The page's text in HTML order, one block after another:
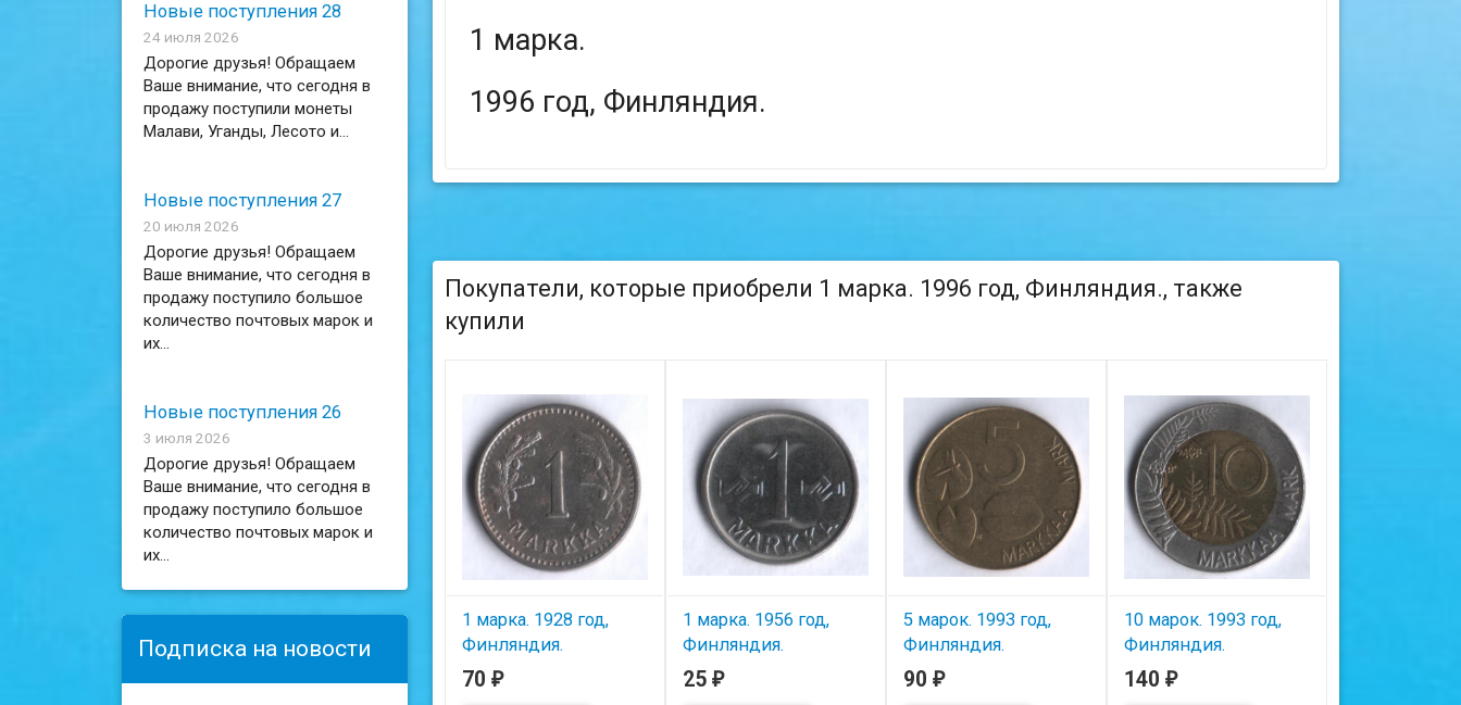
Новые поступления 28
24 июля 2026
Дорогие друзья! Обращаем
Ваше внимание, что сегодня в
продажу поступили монеты
Малави, Уганды, Лесото и...
Новые поступления 27
20 июля 2026
Дорогие друзья! Обращаем
Ваше внимание, что сегодня в
продажу поступило большое
количество почтовых марок и
их...
Новые поступления 26
3 июля 2026
Дорогие друзья! Обращаем
Ваше внимание, что сегодня в
продажу поступило большое
количество почтовых марок и
их...
Подписка на новости
1 марка.
1996 год, Финляндия.
Покупатели, которые приобрели 1 марка. 1996 год, Финляндия., также
купили
1 марка. 1928 год,
Финляндия.
В наличии
70 ₽
1 марка. 1956 год,
Финляндия.
В наличии
25 ₽
5 марок. 1993 год,
Финляндия.
В наличии
90 ₽
10 марок. 1993 год,
Финляндия.
В наличии
140 ₽